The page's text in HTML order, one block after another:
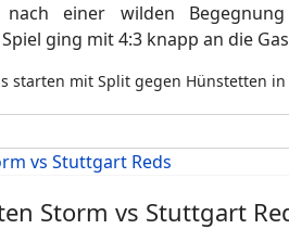
nach einer wilden
ging mit 4:3 knapp an die
starten mit Split gegen Hünstetten in
Storm vs Stuttgart